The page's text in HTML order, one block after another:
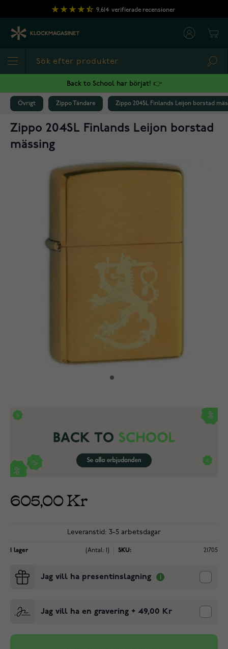
Hoppa till innehållet
9,614 verifierade recensioner
Back to School har börjat! 👉
Övrigt Zippo Tändare Zippo 204SL Finlands Leijon borstad
Zippo 204SL Finlands Leijon borstad
mässing
605,00 Kr
Leveranstid: 3-5 arbetsdagar
I lager (Antal: 1) SKU: 21705
Jag vill ha presentinslagning
Jag vill ha en gravering + 49,00 Kr